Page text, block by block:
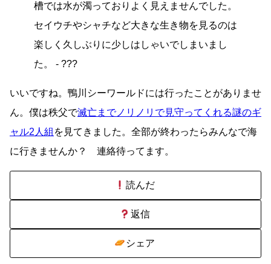
槽では水が濁っておりよく見えませんでした。
セイウチやシャチなど大きな生き物を見るのは
楽しく久しぶりに少しはしゃいでしまいまし
た。 - ???
いいですね。鴨川シーワールドには行ったことがありませ
ん。僕は秩父で滅亡までノリノリで見守ってくれる謎のギ
ャル2人組 を見てきました。全部が終わったらみんなで海
に行きませんか？ 連絡待ってます。
読んだ
返信
シェア